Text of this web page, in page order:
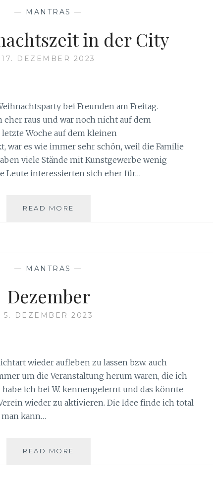
— MANTRAS —
in der City
17. DEZEMBER 2023
bei Freunden am Freitag.
raus und war noch nicht auf dem
Woche auf dem kleinen
war es wie immer sehr schön, weil die Familie
viele Stände mit Kunstgewerbe wenig
Leute interessierten sich eher für…
READ MORE
— MANTRAS —
Dezember
5. DEZEMBER 2023
wieder aufleben zu lassen bzw. auch
um die Veranstaltung herum waren, die ich
ich bei W. kennengelernt und das könnte
wieder zu aktivieren. Die Idee finde ich total
kann…
READ MORE